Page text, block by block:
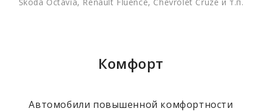
Комфорт
Автомобили повышенной комфортности